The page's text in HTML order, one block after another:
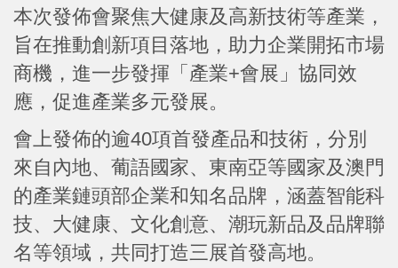
本次發佈會聚焦大健康及高新技術等產業，
旨在推動創新項目落地，助力企業開拓市場
商機，進一步發揮「產業+會展」協同效
應，促進產業多元發展。
會上發佈的逾40項首發產品和技術，分別
來自內地、葡語國家、東南亞等國家及澳門
的產業鏈頭部企業和知名品牌，涵蓋智能科
技、大健康、文化創意、潮玩新品及品牌聯
名等領域，共同打造三展首發高地。